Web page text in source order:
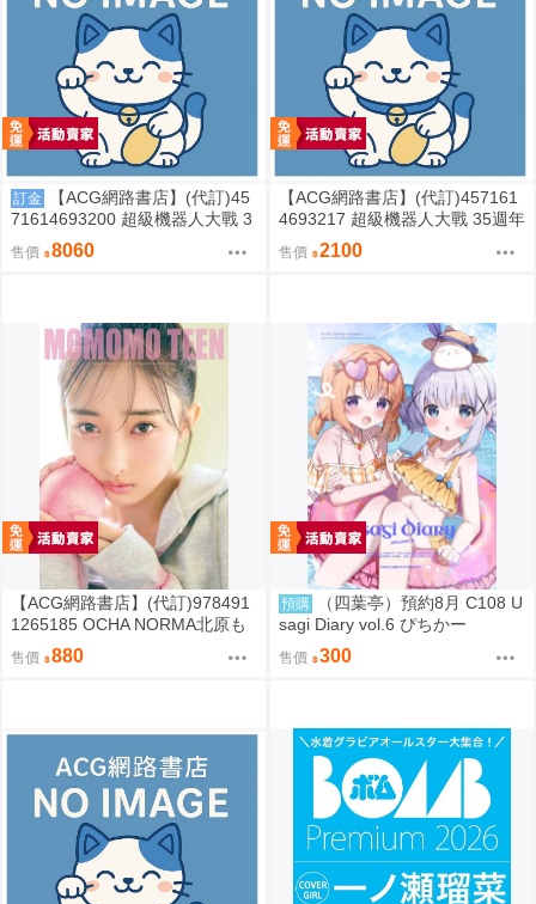
訂金
【ACG網路書店】(代訂)45
71614693200 超級機器人大戰 3
5週年紀念 JAM Project 主題歌完
整專輯 完全生產限定盤
售價 8060
【ACG網路書店】(代訂)457161
4693217 超級機器人大戰 35週年
紀念 JAM Project 主題歌完整專
輯 通常盤
售價 2100
【ACG網路書店】(代訂)978491
1265185 OCHA NORMA北原も
も 寫真集「もももてぃーん。」
售價 880
預購
（四葉亭）預約8月 C108 U
sagi Diary vol.6 ぴちかー
售價 300